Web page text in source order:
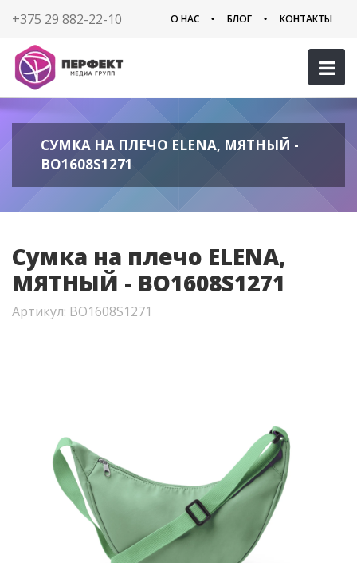
+375 29 882-22-10 О НАС БЛОГ КОНТАКТЫ
СУМКА НА ПЛЕЧО ELENA, МЯТНЫЙ -
BO1608S1271
Сумка на плечо ELENA,
МЯТНЫЙ - BO1608S1271
Артикул: BO1608S1271